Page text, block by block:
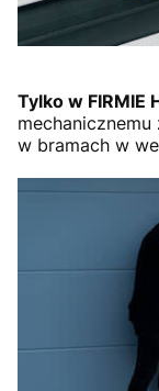
Tylko w FIRMIE
w bramach w